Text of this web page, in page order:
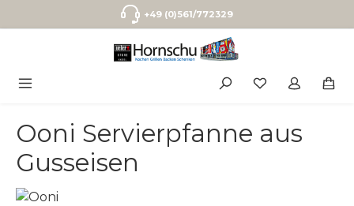
Zum Hauptinhalt springen+49 (0)561/772329
Ooni Servierpfanne aus
Gusseisen